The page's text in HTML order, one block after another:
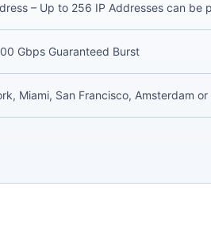
– Up to 256 IP Addresses can
Gbps Guaranteed Burst
Miami, San Francisco, Amsterdam